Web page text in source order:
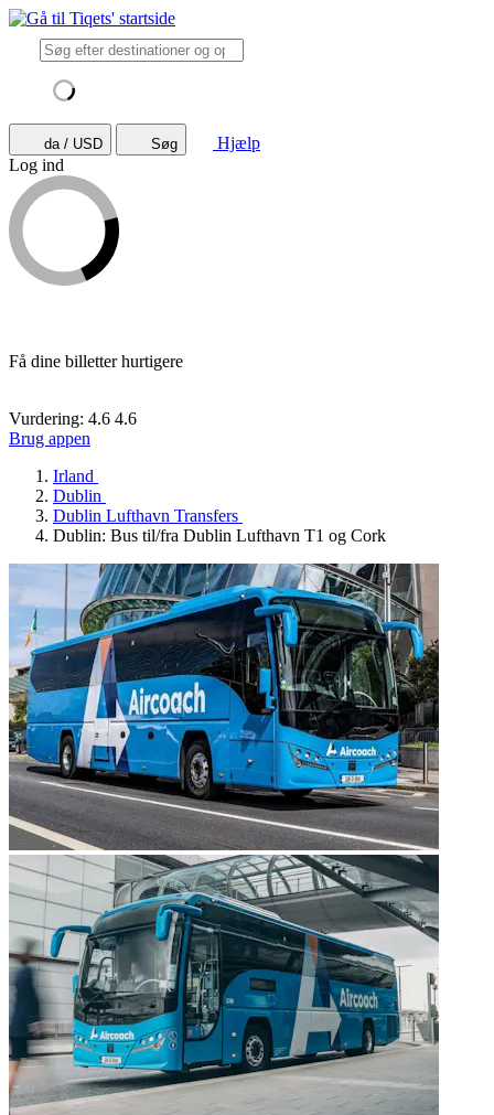
da / USD Søg
Hjælp
Log ind
Få dine billetter hurtigere
Vurdering: 4.6 4.6
Brug appen
Irland
Dublin
Dublin Lufthavn Transfers
Dublin: Bus til/fra Dublin Lufthavn T1 og Cork